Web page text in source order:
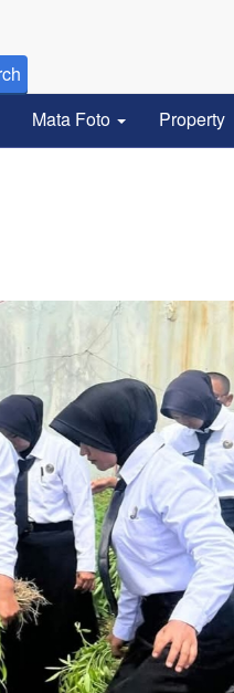
Mata Foto Property